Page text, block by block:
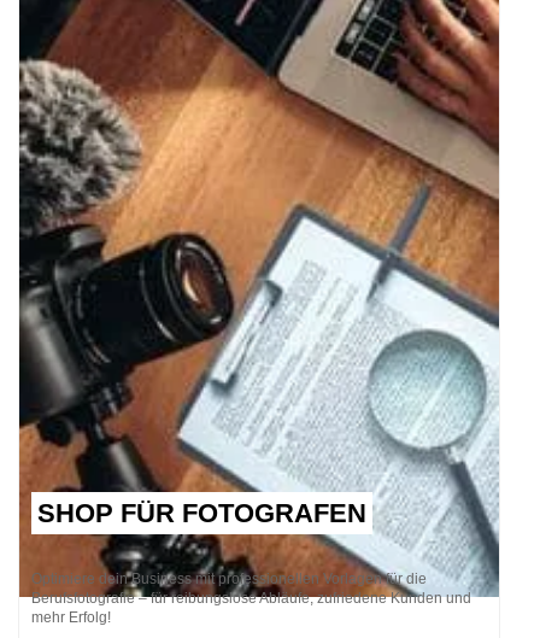
SHOP FÜR FOTOGRAFEN
Optimiere dein Business mit professionellen Vorlagen für die
Berufsfotografie – für reibungslose Abläufe, zufriedene Kunden und
mehr Erfolg!